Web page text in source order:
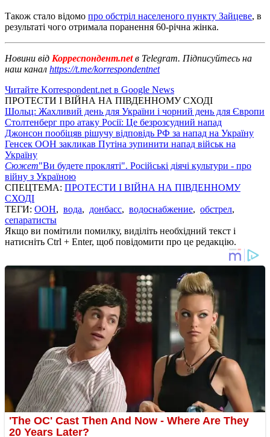
Також стало відомо про обстріл населеного пункту Зайцеве, в
результаті чого отримала поранення 60-річна жінка.
Новини від Корреспондент.netв Telegram. Підписуйтесь на
наш канал https://t.me/korrespondentnet
Читайте Korrespondent.net в Google News
ПРОТЕСТИ І ВІЙНА НА ПІВДЕННОМУ СХОДІ
Шольц: Жахливий день для України і чорний день для Європи
Столтенберг про атаку Росії: Це безрозсудний напад
Джонсон пообіцяв рішучу відповідь РФ за напад на Україну
Генсек ООН закликав Путіна зупинити напад військ на
Україну
Сюжет"Ви будете прокляті". Російські діячі культури - про
війну з Україною
СПЕЦТЕМА: ПРОТЕСТИ І ВІЙНА НА ПІВДЕННОМУ
СХОДІ
ТЕГИ: ООН, вода, донбасс, водоснабжение, обстрел,
сепаратисты
Якщо ви помітили помилку, виділіть необхідний текст і
натисніть Ctrl + Enter, щоб повідомити про це редакцію.